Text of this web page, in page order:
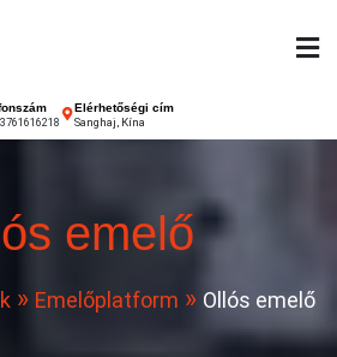
Elérhetőségi cím
Sanghaj, Kína
emelő
Emelőplatform Ollós emelő